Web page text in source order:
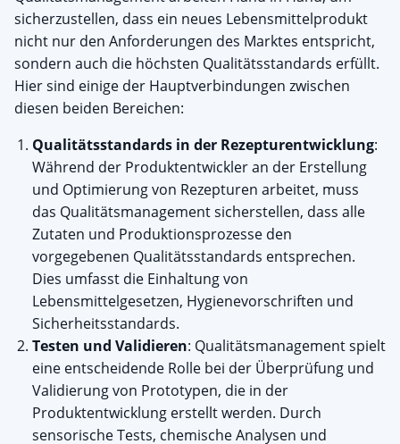
sicherzustellen, dass ein neues Lebensmittelprodukt
nicht nur den Anforderungen des Marktes entspricht,
sondern auch die höchsten Qualitätsstandards erfüllt.
Hier sind einige der Hauptverbindungen zwischen
diesen beiden Bereichen:
Qualitätsstandards in der Rezepturentwicklung:
Während der Produktentwickler an der Erstellung
und Optimierung von Rezepturen arbeitet, muss
das Qualitätsmanagement sicherstellen, dass alle
Zutaten und Produktionsprozesse den
vorgegebenen Qualitätsstandards entsprechen.
Dies umfasst die Einhaltung von
Lebensmittelgesetzen, Hygienevorschriften und
Sicherheitsstandards.
Testen und Validieren: Qualitätsmanagement spielt
eine entscheidende Rolle bei der Überprüfung und
Validierung von Prototypen, die in der
Produktentwicklung erstellt werden. Durch
sensorische Tests, chemische Analysen und